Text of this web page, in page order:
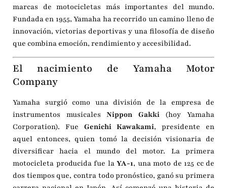
marcas de motocicletas más importantes del mundo.
Fundada en 1955, Yamaha ha recorrido un camino lleno de
innovación, victorias deportivas y una filosofía de diseño
que combina emoción, rendimiento y accesibilidad.
El nacimiento de Yamaha Motor
Company
Yamaha surgió como una división de la empresa de
instrumentos musicalesNippon Gakki(hoy Yamaha
Corporation). Fue Genichi Kawakami, presidente en
aquel entonces, quien tomó la decisión visionaria de
diversificar hacia el mundo del motor. La primera
motocicleta producida fue la YA-1, una moto de 125 cc de
dos tiempos que, contra todo pronóstico, ganó su primera